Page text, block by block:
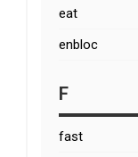
eat
enbloc
F
fast